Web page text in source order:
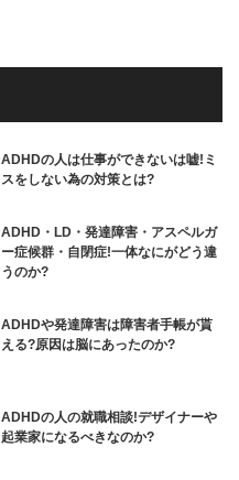
ADHDの人は仕事ができないは嘘!ミ
スをしない為の対策とは?
ADHD・LD・発達障害・アスペルガ
ー症候群・自閉症!一体なにがどう違
うのか?
ADHDや発達障害は障害者手帳が貰
える?原因は脳にあったのか?
ADHDの人の就職相談!デザイナーや
起業家になるべきなのか?